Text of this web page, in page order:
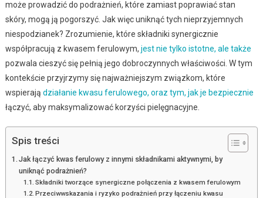
może prowadzić do podrażnień, które zamiast poprawiać stan
skóry, mogą ją pogorszyć. Jak więc uniknąć tych nieprzyjemnych
niespodzianek? Zrozumienie, które składniki synergicznie
współpracują z kwasem ferulowym, jest nie tylko istotne, ale także
pozwala cieszyć się pełnią jego dobroczynnych właściwości. W tym
kontekście przyjrzymy się najważniejszym związkom, które
wspierają działanie kwasu ferulowego, oraz tym, jak je bezpiecznie
łączyć, aby maksymalizować korzyści pielęgnacyjne.
Spis treści
Jak łączyć kwas ferulowy z innymi składnikami aktywnymi, by
uniknąć podrażnień?
Składniki tworzące synergiczne połączenia z kwasem ferulowym
Przeciwwskazania i ryzyko podrażnień przy łączeniu kwasu